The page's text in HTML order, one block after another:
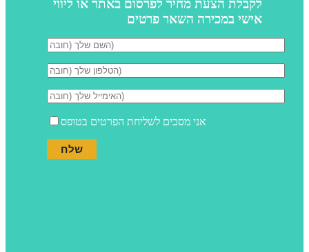
לקבלת הצעת מחיר לפרסום באתר או ליווי
אישי במכירה השאר פרטים
אני מסכים לשליחת הפרטים בטופס